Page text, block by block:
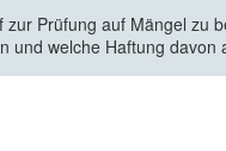
Prüfung auf Mängel
welche Haftung